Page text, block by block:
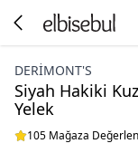
DERIMONT'S
Siyah Hakiki
Yelek
105 Mağaza